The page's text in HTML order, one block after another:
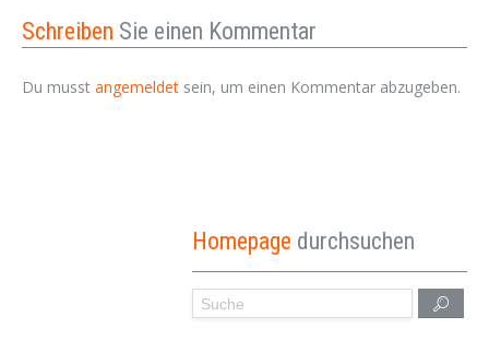
Schreiben Sie einen Kommentar
Du musst angemeldet sein, um einen Kommentar abzugeben.
Homepage durchsuchen